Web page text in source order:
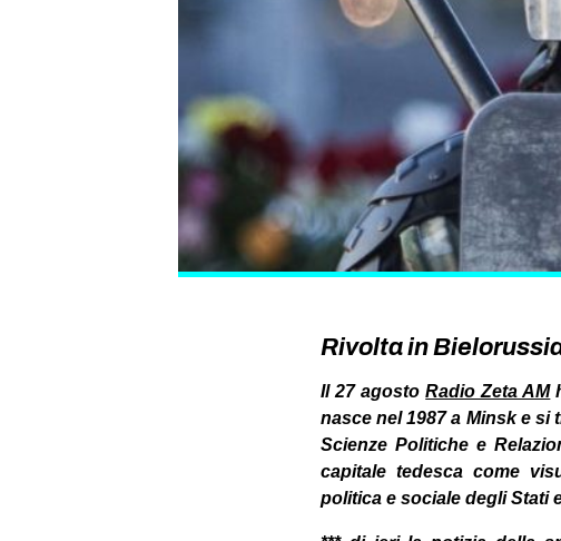
Rivolta in
Il 27 agostoRadio Zeta AM
nasce nel 1987 a Minsk e si
Scienze Politiche e
capitale tedesca come
politica e sociale degli Stati